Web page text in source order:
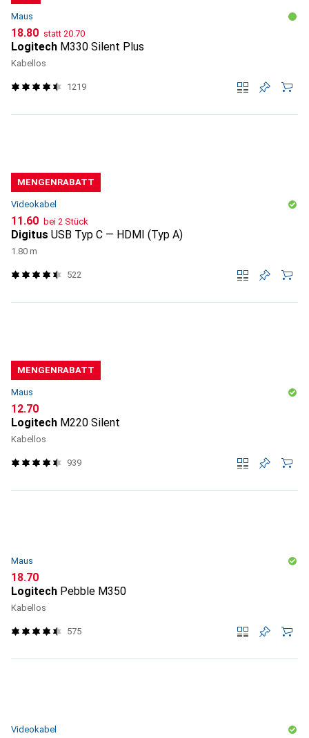
Maus
CHF
18.80 statt CHF
20.70
Logitech M330 Silent Plus
Kabellos
1219
MENGENRABATT
Videokabel
CHF
11.60 bei 2 Stück
Digitus USB Typ C — HDMI (Typ A)
1.80 m
522
MENGENRABATT
Maus
CHF
12.70
Logitech M220 Silent
Kabellos
939
Maus
CHF
18.70
Logitech Pebble M350
Kabellos
575
Videokabel